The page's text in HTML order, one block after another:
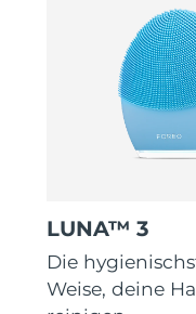
LUNA™ 3
Die
Weise, deine